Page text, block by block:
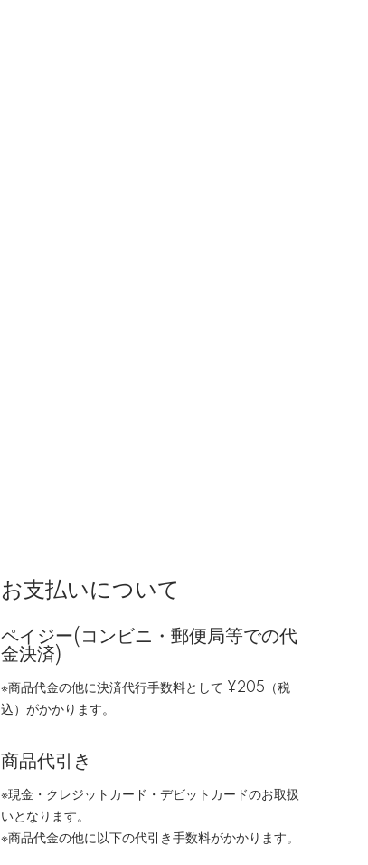
お支払いについて
ペイジー(コンビニ・郵便局等での代
金決済)
※商品代金の他に決済代行手数料として ¥205（税
込）がかかります。
商品代引き
※現金・クレジットカード・デビットカードのお取扱
いとなります。
※商品代金の他に以下の代引き手数料がかかります。